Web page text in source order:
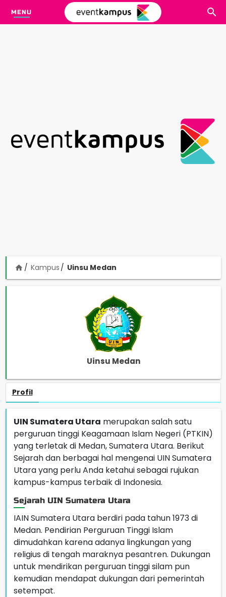
MENU
home Kampus Uinsu Medan
Uinsu Medan
Profil
UIN Sumatera Utara merupakan salah satu
perguruan tinggi Keagamaan Islam Negeri (PTKIN)
yang terletak di Medan, Sumatera Utara. Berikut
Sejarah dan berbagai hal mengenai UIN Sumatera
Utara yang perlu Anda ketahui sebagai rujukan
kampus-kampus terbaik di Indonesia.
Sejarah UIN Sumatera Utara
IAIN Sumatera Utara berdiri pada tahun 1973 di
Medan. Pendirian Perguruan Tinggi Islam
dimudahkan karena adanya lingkungan yang
religius di tengah maraknya pesantren. Dukungan
untuk mendirikan perguruan tinggi silam pun
kemudian mendapat dukungan dari pemerintah
setempat.